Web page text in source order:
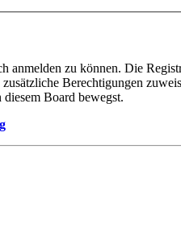
anmelden zu können. Die
Berechtigungen
Board bewegst.